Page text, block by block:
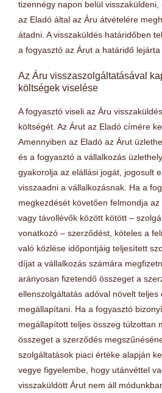
tizennégy napon belül
az Eladó által az Áru átvételére
átadni. A visszaküldés határidőben
a fogyasztó az Árut a határidő lejárta
Az Áru visszaszolgáltatásával
költségek viselése
A fogyasztó viseli az Áru
költségét. Az Árut az Eladó címére
Amennyiben az Eladó az Árut
és a fogyasztó a vállalkozás
gyakorolja az elállási jogát, jogosult
visszaadni a vállalkozásnak. Ha a
megkezdését követően felmondja
vagy távollévők között kötött –
vonatkozó – szerződést, köteles a
való közlése időpontjáig teljesített
díjat a vállalkozás számára
arányosan fizetendő összeget a
ellenszolgáltatás adóval növelt teljes
megállapítani. Ha a fogyasztó
megállapított teljes összeg túlzottan
összeget a szerződés
szolgáltatások piaci értéke alapján
vegye figyelembe, hogy utánvéttel
visszaküldött Árut nem áll